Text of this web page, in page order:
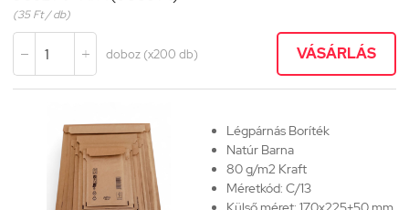
(35 Ft / db)
  doboz (x200 db) VÁSÁRLÁS
Légpárnás Boríték
Natúr Barna
80 g/m2 Kraft
Méretkód: C/13